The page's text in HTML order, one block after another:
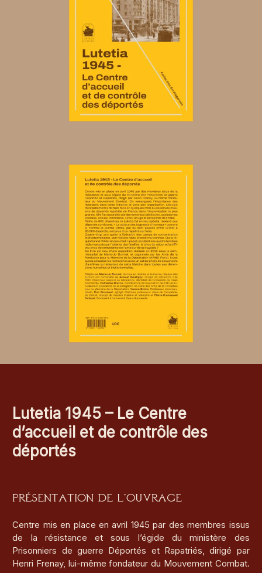
Lutetia 1945 – Le Centre
d’accueil et de contrôle des
déportés
Présentation de l’ouvrage
Centre mis en place en avril 1945 par des membres issus
de la résistance et sous l’égide du ministère des
Prisonniers de guerre Déportés et Rapatriés, dirigé par
Henri Frenay, lui-même fondateur du Mouvement Combat.